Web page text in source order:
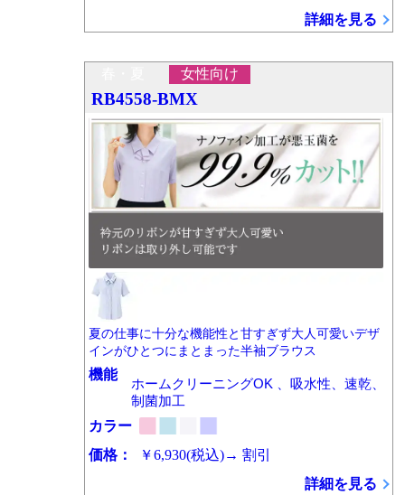
詳細を見る
RB4558-BMX
女性向け
夏の仕事に十分な機能性と甘すぎず大人可愛いデザ
インがひとつにまとまった半袖ブラウス
機能
ホームクリーニングOK 、吸水性、速乾、
制菌加工
カラー
価格：
￥6,930(税込)→割引
詳細を見る